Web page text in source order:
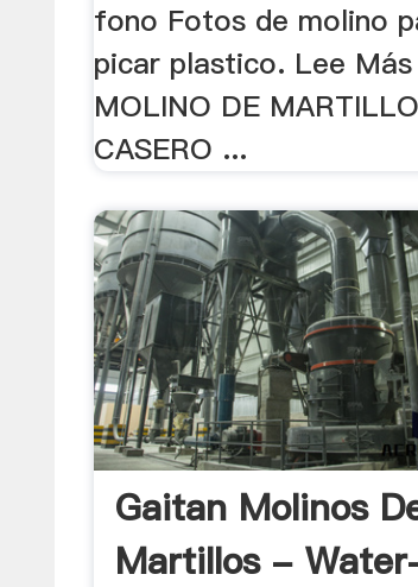
fono Fotos de molino
picar plastico. Lee Más
MOLINO DE
CASERO ...
Gaitan Molinos
Martillos -